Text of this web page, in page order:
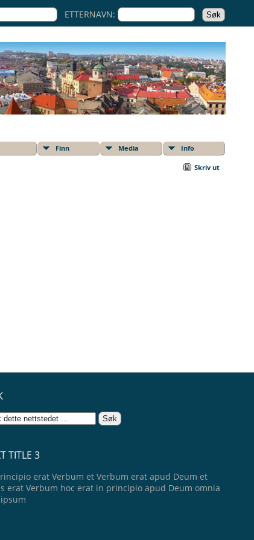
ETTERNAVN:
Finn Media Info
Skriv ut
TITLE 3
erat Verbum et Verbum erat apud Deum et
erat Verbum hoc erat in principio apud Deum omnia